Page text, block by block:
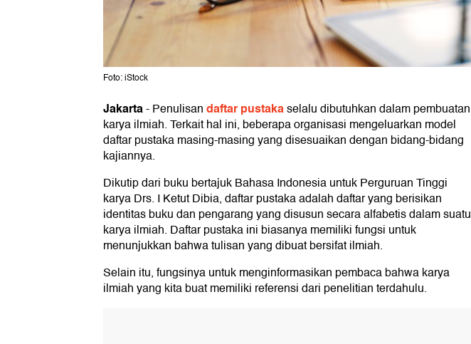
Foto: iStock
Jakarta-Penulisandaftar pustakaselalu dibutuhkan dalam pembuatan
karya ilmiah. Terkait hal ini, beberapa organisasi mengeluarkan model
daftar pustaka masing‐masing yang disesuaikan dengan bidang-bidang
kajiannya.
Dikutip dari buku bertajuk Bahasa Indonesia untuk Perguruan Tinggi
karya Drs. I Ketut Dibia, daftar pustaka adalah daftar yang berisikan
identitas buku dan pengarang yang disusun secara alfabetis dalam suatu
karya ilmiah. Daftar pustaka ini biasanya memiliki fungsi untuk
menunjukkan bahwa tulisan yang dibuat bersifat ilmiah.
Selain itu, fungsinya untuk menginformasikan pembaca bahwa karya
ilmiah yang kita buat memiliki referensi dari penelitian terdahulu.